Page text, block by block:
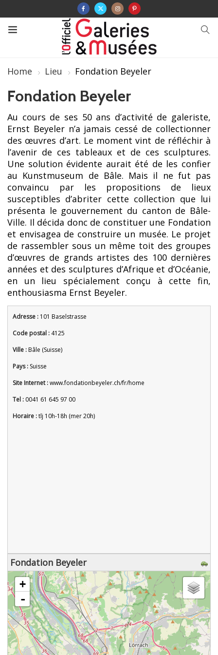
Home Lieu Fondation Beyeler
Fondation Beyeler
Au cours de ses 50 ans d’activité de galeriste,
Ernst Beyeler n’a jamais cessé de collectionner
des œuvres d’art. Le moment vint de réfléchir à
l’avenir de ces tableaux et de ces sculptures.
Une solution évidente aurait été de les confier
au Kunstmuseum de Bâle. Mais il ne fut pas
convaincu par les propositions de lieux
susceptibles d’abriter cette collection que lui
présenta le gouvernement du canton de Bâle-
Ville. Il décida donc de constituer une Fondation
et envisagea de construire un musée. Le projet
de rassembler sous un même toit des groupes
d’œuvres de grands artistes des 100 dernières
années et des sculptures d’Afrique et d’Océanie,
en un lieu spécialement conçu à cette fin,
enthousiasma Ernst Beyeler.
Adresse : 101 Baselstrasse
Code postal : 4125
Ville :Bâle (Suisse)
Pays : Suisse
Site Internet :www.fondationbeyeler.ch/fr/home
Tel : 0041 61 645 97 00
Horaire :tlj 10h-18h (mer 20h)
Fondation Beyeler
chargement de la carte - veuillez patienter...
+
-